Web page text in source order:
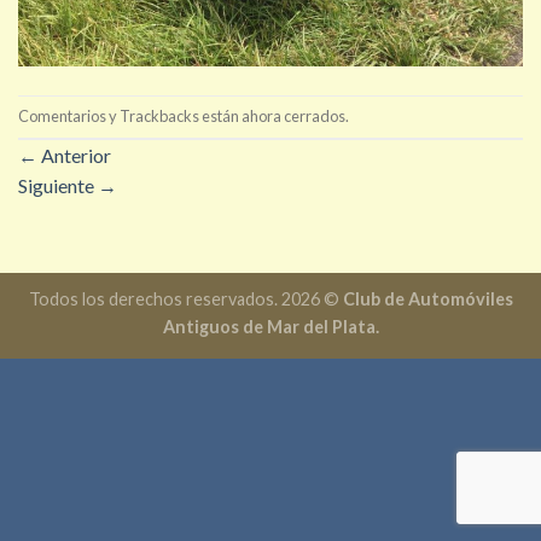
Comentarios y Trackbacks están ahora cerrados.
← Anterior
Siguiente →
Todos los derechos reservados. 2026 © Club de Automóviles
Antiguos de Mar del Plata.